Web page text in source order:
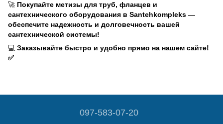
🚀 Покупайте метизы для труб, фланцев и
сантехнического оборудования в Santehkompleks —
обеспечите надежность и долговечность вашей
сантехнической системы!
💻 Заказывайте быстро и удобно прямо на нашем сайте!
✅
097-583-07-20